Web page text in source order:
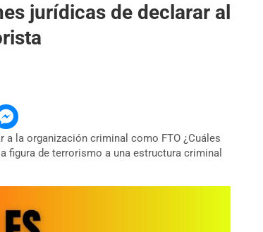
jurídicas de declarar al
a la organización criminal como FTO ¿Cuáles
de terrorismo a una estructura criminal